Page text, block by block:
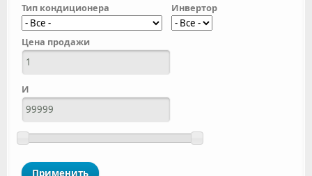
Тип кондиционера Инвертор
Цена продажи
И